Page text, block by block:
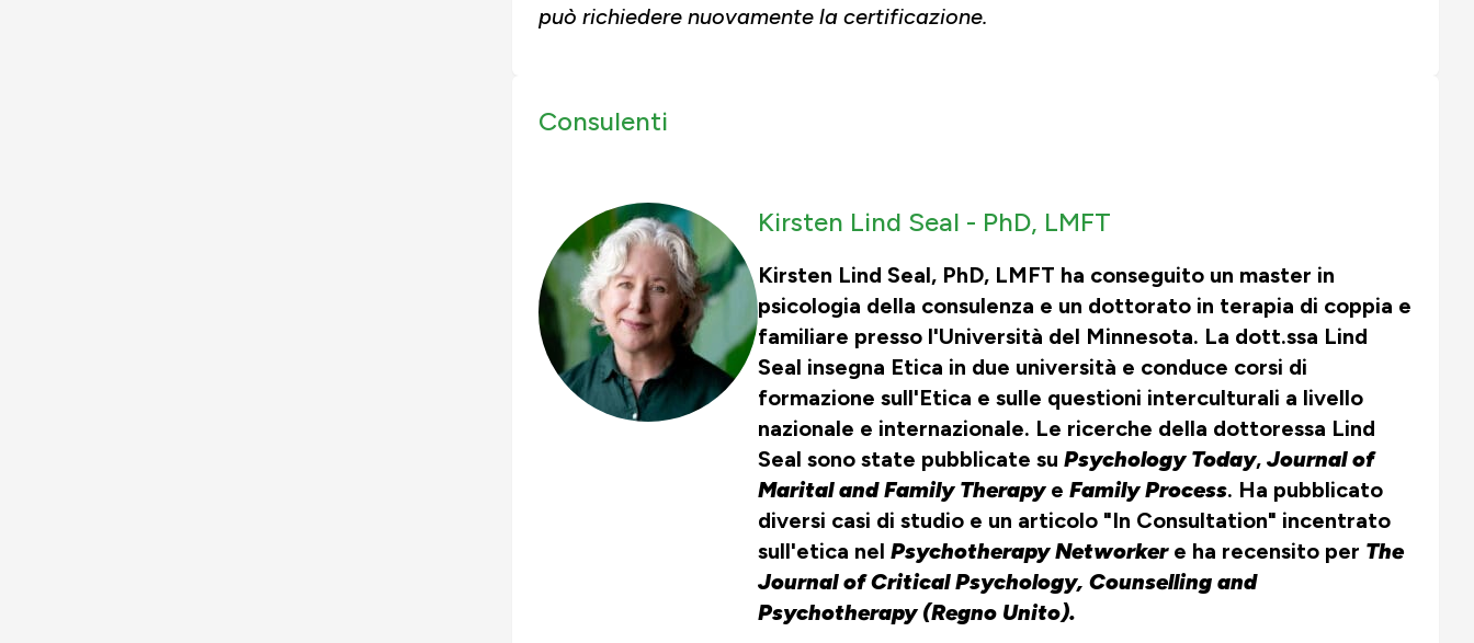
può richiedere nuovamente la certificazione.
Consulenti
Kirsten Lind Seal - PhD, LMFT
Kirsten Lind Seal, PhD, LMFT ha conseguito un master in
psicologia della consulenza e un dottorato in terapia di coppia e
familiare presso l'Università del Minnesota. La dott.ssa Lind
Seal insegna Etica in due università e conduce corsi di
formazione sull'Etica e sulle questioni interculturali a livello
nazionale e internazionale. Le ricerche della dottoressa Lind
Seal sono state pubblicate su Psychology Today, Journal of
Marital and Family Therapye Family Process. Ha pubblicato
diversi casi di studio e un articolo "In Consultation" incentrato
sull'etica nel Psychotherapy Networkere ha recensito per The
Journal of Critical Psychology, Counselling and
Psychotherapy (Regno Unito).